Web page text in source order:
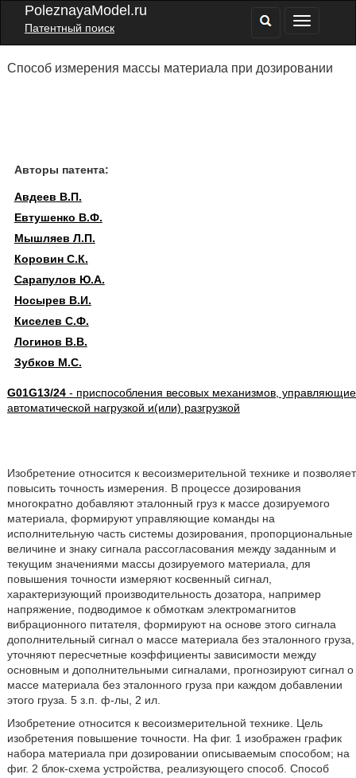
PoleznayaModel.ru
Патентный поиск
Способ измерения массы материала при дозировании
Авторы патента:
Авдеев В.П.
Евтушенко В.Ф.
Мышляев Л.П.
Коровин С.К.
Сарапулов Ю.А.
Носырев В.И.
Киселев С.Ф.
Логинов В.В.
Зубков М.С.
G01G13/24- приспособления весовых механизмов, управляющие
автоматической нагрузкой и(или) разгрузкой
Изобретение относится к весоизмерительной технике и позволяет
повысить точность измерения. В процессе дозирования
многократно добавляют эталонный груз к массе дозируемого
материала, формируют управляющие команды на
исполнительную часть системы дозирования, пропорциональные
величине и знаку сигнала рассогласования между заданным и
текущим значениями массы дозируемого материала, для
повышения точности измеряют косвенный сигнал,
характеризующий производительность дозатора, например
напряжение, подводимое к обмоткам электромагнитов
вибрационного питателя, формируют на основе этого сигнала
дополнительный сигнал о массе материала без эталонного груза,
уточняют пересчетные коэффициенты зависимости между
основным и дополнительными сигналами, прогнозируют сигнал о
массе материала без эталонного груза при каждом добавлении
этого груза. 5 з.п. ф-лы, 2 ил.
Изобретение относится к весоизмерительной технике. Цель
изобретения повышение точности. На фиг. 1 изображен график
набора материала при дозировании описываемым способом; на
фиг. 2 блок-схема устройства, реализующего способ. Способ